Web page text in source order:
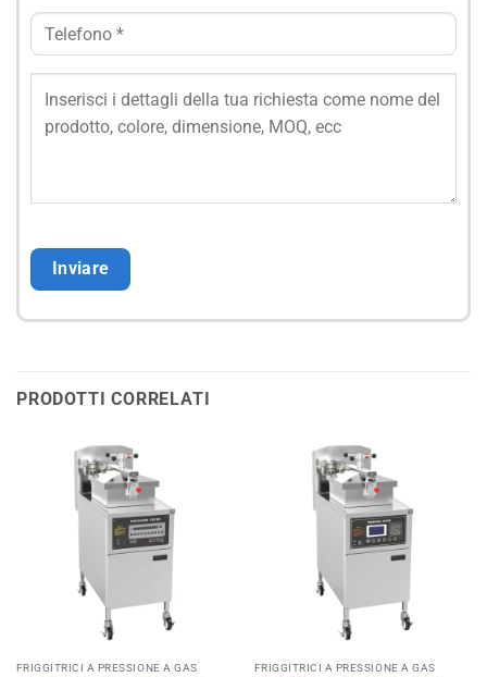
PRODOTTI CORRELATI
FRIGGITRICI A PRESSIONE A GAS FRIGGITRICI A PRESSIONE A GAS